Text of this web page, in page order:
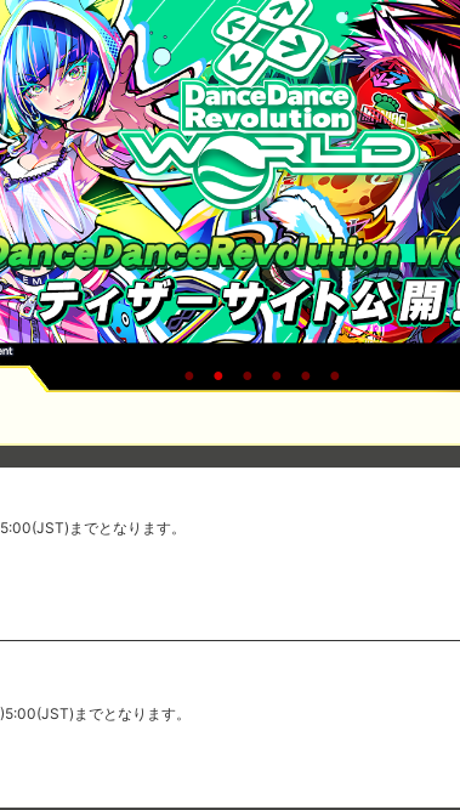
までとなります。
までとなります。